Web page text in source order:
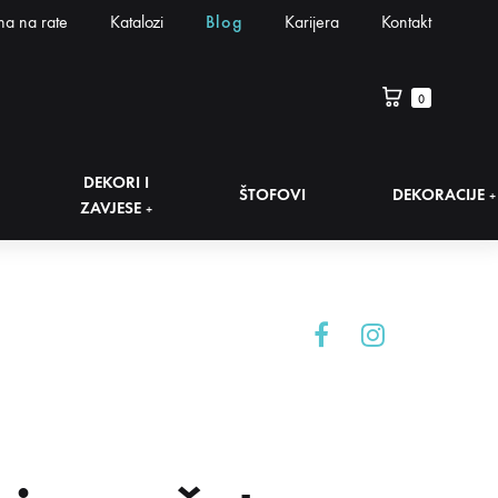
na rate Katalozi Blog Karijera Kontakt
0
DEKORI I
ZAVJESE +
ŠTOFOVI DEKORACIJE +
FacebookInstagram